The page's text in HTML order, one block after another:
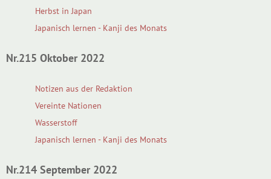
Herbst in Japan
Japanisch lernen - Kanji des Monats
Nr.215 Oktober 2022
Notizen aus der Redaktion
Vereinte Nationen
Wasserstoff
Japanisch lernen - Kanji des Monats
Nr.214 September 2022